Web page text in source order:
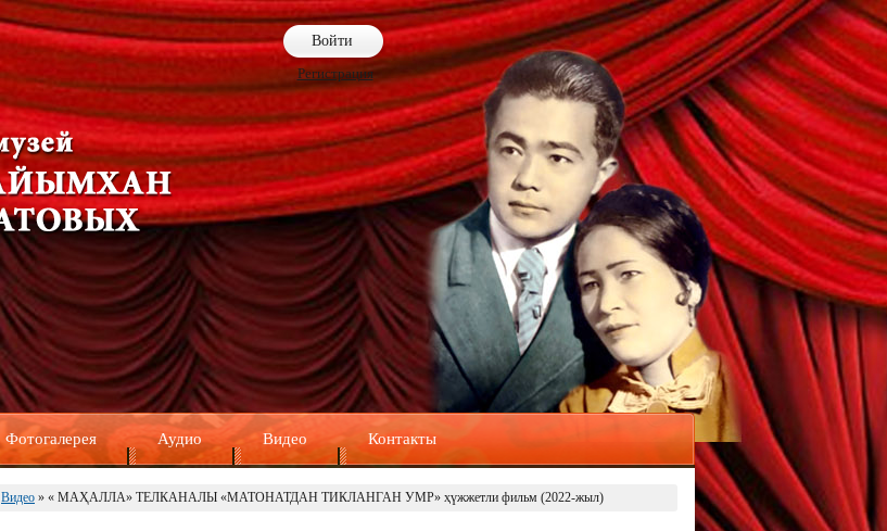
Войти
Регистрация
Фотогалерея Аудио Видео Контакты
Видео » « МАҲАЛЛА» ТЕЛКАНАЛЫ «МАТОНАТДАН ТИКЛАНГАН УМР» ҳүжжетли фильм (2022-жыл)